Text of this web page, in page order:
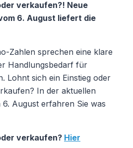
verkaufen?! Neue
6. August liefert die
Zahlen sprechen eine klare
Handlungsbedarf für
Lohnt sich ein Einstieg oder
In der aktuellen
August erfahren Sie was
verkaufen? Hier